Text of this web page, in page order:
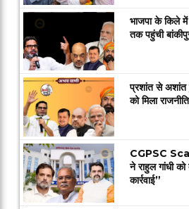
भाजपा के किले में
तक पहुंची
प्रशांत से अशांत
को मिला
CGPSC
ने राहुल गांधी
कार्रवाई”